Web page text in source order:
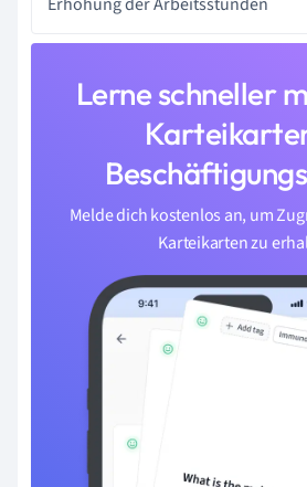
Lerne schneller
Melde dich kostenlos an, um
Karteikarten zu